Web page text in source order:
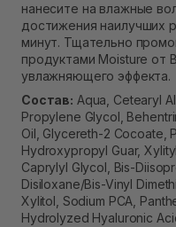
нанесите на влажные
достижения наилучших
минут. Тщательно
продуктами Moisture от
увлажняющего эффекта.
Состав: Aqua, Cetearyl
Propylene Glycol,
Oil, Glycereth-2 Cocoate,
Hydroxypropyl Guar,
Caprylyl Glycol, Bis-
Disiloxane/Bis-Vinyl
Xylitol, Sodium PCA,
Hydrolyzed Hyaluronic